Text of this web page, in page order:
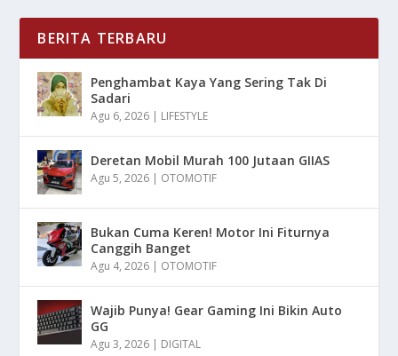
BERITA TERBARU
Penghambat Kaya Yang Sering Tak Di
Sadari
Agu 6, 2026 | LIFESTYLE
Deretan Mobil Murah 100 Jutaan GIIAS
Agu 5, 2026 | OTOMOTIF
Bukan Cuma Keren! Motor Ini Fiturnya
Canggih Banget
Agu 4, 2026 | OTOMOTIF
Wajib Punya! Gear Gaming Ini Bikin Auto
GG
Agu 3, 2026 | DIGITAL